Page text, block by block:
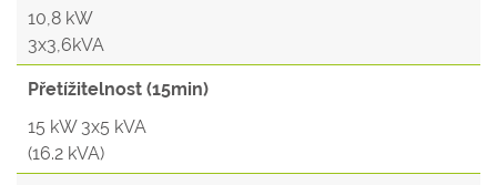
10,8 kW
3x3,6kVA
Přetížitelnost (15min)
15 kW 3x5 kVA
(16.2 kVA)